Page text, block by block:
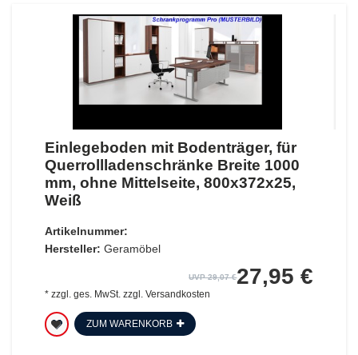
Einlegeboden mit Bodenträger, für
Querrollladenschränke Breite 1000
mm, ohne Mittelseite, 800x372x25,
Weiß
Artikelnummer:
Hersteller: Geramöbel
UVP 29,07 €27,95 €
* zzgl. ges. MwSt.zzgl. Versandkosten
ZUM WARENKORB